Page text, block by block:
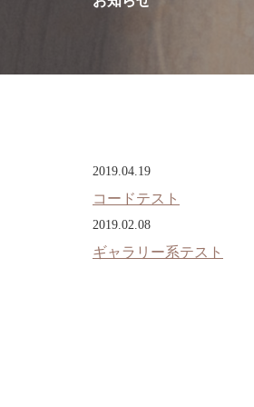
2019.04.19
コードテスト
2019.02.08
ギャラリー系テスト